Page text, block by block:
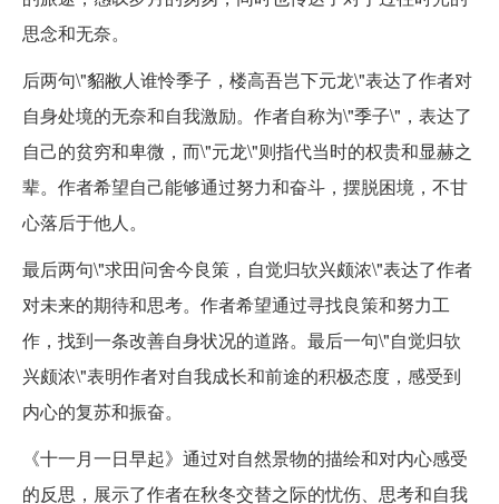
思念和无奈。
后两句\"貂敝人谁怜季子，楼高吾岂下元龙\"表达了作者对
自身处境的无奈和自我激励。作者自称为\"季子\"，表达了
自己的贫穷和卑微，而\"元龙\"则指代当时的权贵和显赫之
辈。作者希望自己能够通过努力和奋斗，摆脱困境，不甘
心落后于他人。
最后两句\"求田问舍今良策，自觉归欤兴颇浓\"表达了作者
对未来的期待和思考。作者希望通过寻找良策和努力工
作，找到一条改善自身状况的道路。最后一句\"自觉归欤
兴颇浓\"表明作者对自我成长和前途的积极态度，感受到
内心的复苏和振奋。
《十一月一日早起》通过对自然景物的描绘和对内心感受
的反思，展示了作者在秋冬交替之际的忧伤、思考和自我